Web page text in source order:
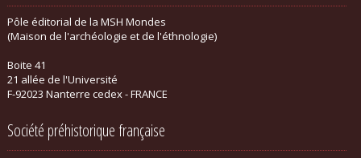
Pôle éditorial de la MSH Mondes
(Maison de l'archéologie et de l'éthnologie)
Boite 41
21 allée de l'Université
F-92023 Nanterre cedex - FRANCE
Société préhistorique française